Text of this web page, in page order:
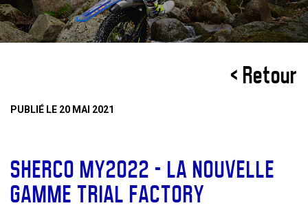
< Retour
PUBLIÉ LE 20 MAI 2021
SHERCO MY2022 – LA NOUVELLE
GAMME TRIAL FACTORY